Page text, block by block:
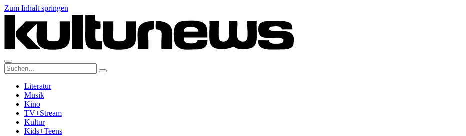
Zum Inhalt springen
Suche:
Literatur
Musik
Kino
TV+Stream
Kultur
Kids+Teens